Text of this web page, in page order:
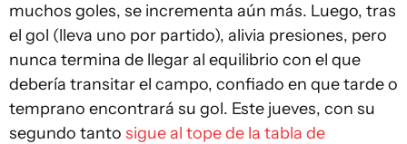
muchos goles, se incrementa aún más. Luego, tras
el gol (lleva uno por partido), alivia presiones, pero
nunca termina de llegar al equilibrio con el que
debería transitar el campo, confiado en que tarde o
temprano encontrará su gol. Este jueves, con su
segundo tanto sigue al tope de la tabla de